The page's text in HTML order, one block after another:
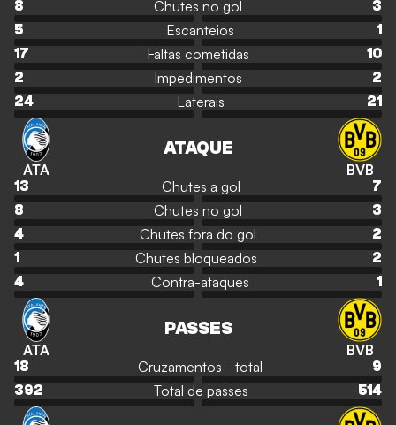
8
Chutes no gol
3
5
Escanteios
1
17
Faltas cometidas
10
2
Impedimentos
2
24
Laterais 21
ATA
ATAQUE
BVB
13 Chutes a gol
7
8
Chutes no gol
3
4
Chutes fora do gol
2
1
Chutes bloqueados
2
4
Contra-ataques 1
ATA
PASSES
BVB
18 Cruzamentos - total
9
392
Total de passes 514